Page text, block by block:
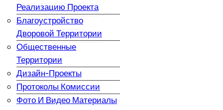
Реализацию Проекта
Благоустройство
Дворовой Территории
Общественные
Территории
Дизайн-Проекты
Протоколы Комиссии
Фото И Видео Материалы